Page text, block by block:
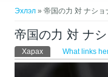
Эхлэл » 帝国の力 対 ナシ
帝国の力 対 ナ
Primary tabs
Харах (active tab)What links